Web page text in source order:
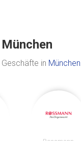
in München